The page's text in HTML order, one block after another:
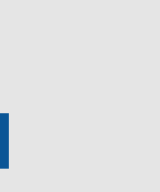
ever more
and
to run at